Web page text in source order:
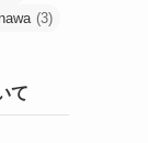
(3)
て